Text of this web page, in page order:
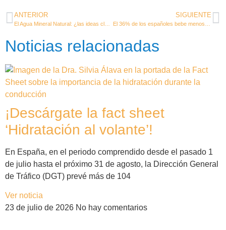
ANTERIOR SIGUIENTE
Noticias relacionadas
¡Descárgate la fact sheet
‘Hidratación al volante’!
En España, en el periodo comprendido desde el pasado 1
de julio hasta el próximo 31 de agosto, la Dirección General
de Tráfico (DGT) prevé más de 104
Ver noticia
23 de julio de 2026 No hay comentarios